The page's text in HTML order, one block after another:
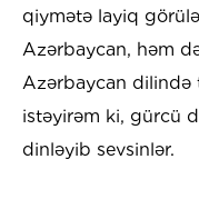
qiymətə layiq
Azərbaycan, həm
Azərbaycan dilində
istəyirəm ki, gürcü
dinləyib sevsinlər.